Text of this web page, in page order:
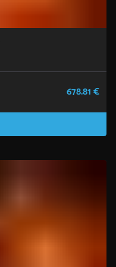
678.81 €